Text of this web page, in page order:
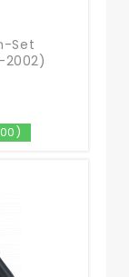
Set
2002)